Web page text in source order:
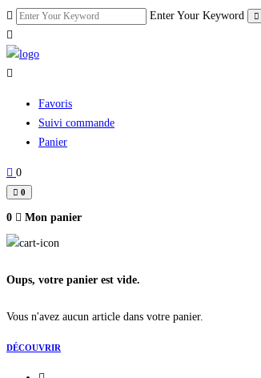
Skip
to
content
Enter Your Keyword
Favoris
Suivi commande
Panier
0
0
0 Mon panier
Oups, votre panier est vide.
Vous n'avez aucun article dans votre panier.
DÉCOUVRIR